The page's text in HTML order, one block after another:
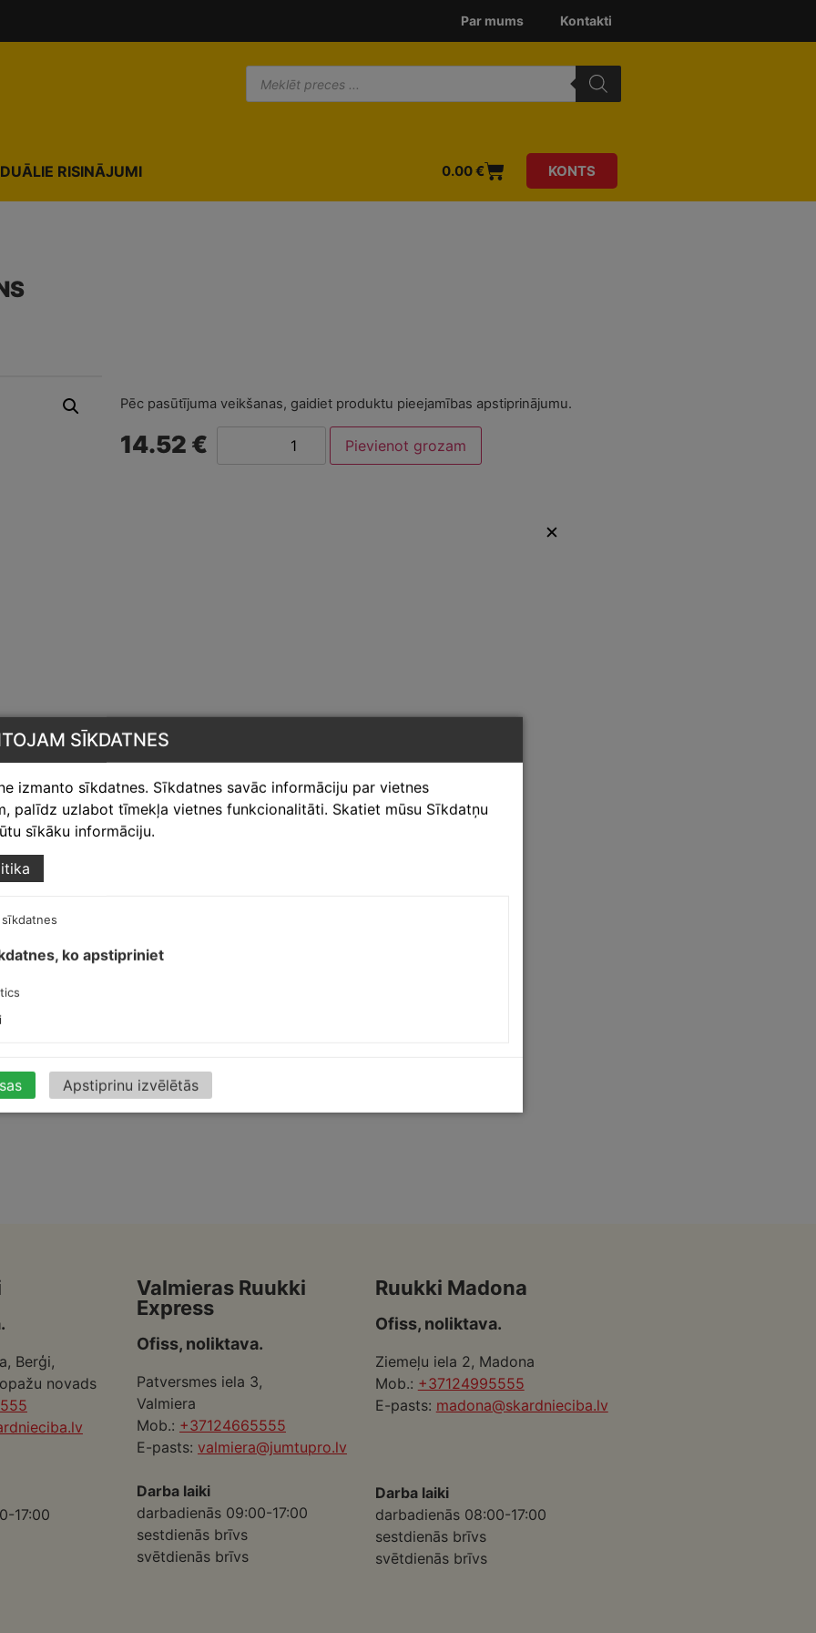
Par mums Kontakti
RISINĀJUMI 0.00€ KONTS
Pēc pasūtījuma veikšanas, gaidiet produktu pieejamības apstiprinājumu.
14.52 € Pievienot grozam
,Finnera
Berģi,
novads
17:00
Valmieras Ruukki
Express
Ofiss, noliktava.
Patversmes iela 3,
Valmiera
Mob.: +37124665555
E-pasts: valmiera@jumtupro.lv
Darba laiki
darbadienās 09:00-17:00
sestdienās brīvs
svētdienās brīvs
Ruukki Madona
Ofiss, noliktava.
Ziemeļu iela 2, Madona
Mob.: +37124995555
E-pasts: madona@skardnieciba.lv
Darba laiki
darbadienās 08:00-17:00
sestdienās brīvs
svētdienās brīvs
✕
SĪKDATNES
izmanto sīkdatnes. Sīkdatnes savāc informāciju par vietnes
palīdz uzlabot tīmekļa vietnes funkcionalitāti. Skatiet mūsu Sīkdatņu
sīkāku informāciju.
ko apstipriniet
Apstiprinu izvēlētās